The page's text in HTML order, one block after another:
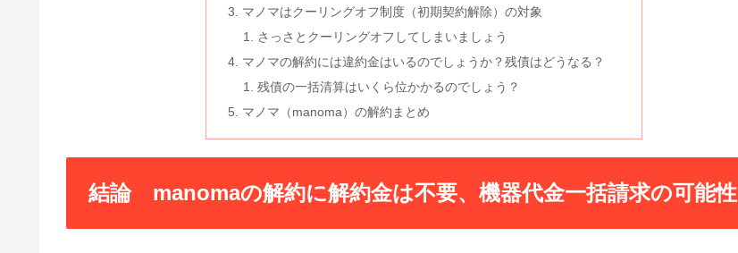
マノマはクーリングオフ制度（初期契約解除）の対象
さっさとクーリングオフしてしまいましょう
マノマの解約には違約金はいるのでしょうか？残債はどうなる？
残債の一括清算はいくら位かかるのでしょう？
マノマ（manoma）の解約まとめ
結論 manomaの解約に解約金は不要、機器代金一括請求の可能性